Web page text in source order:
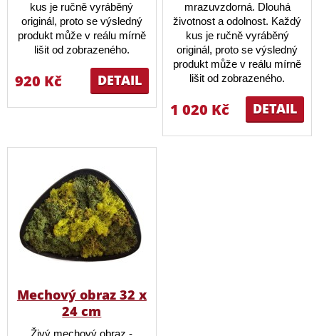
kus je ručně vyráběný
originál, proto se výsledný
produkt může v reálu mírně
lišit od zobrazeného.
DETAIL
920 Kč
mrazuvzdorná. Dlouhá
životnost a odolnost. Každý
kus je ručně vyráběný
originál, proto se výsledný
produkt může v reálu mírně
lišit od zobrazeného.
DETAIL
1 020 Kč
Mechový obraz 32 x
24 cm
Živý mechový obraz -